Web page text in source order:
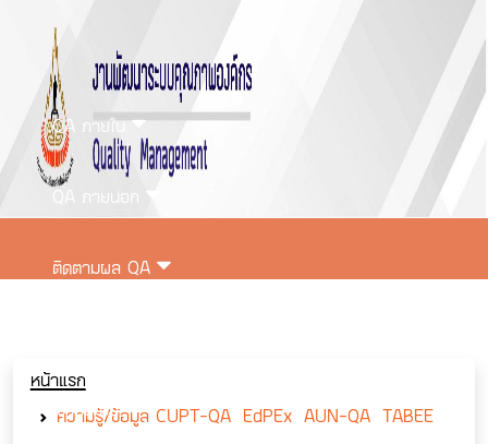
QA ภายใน
QA ภายนอก
ติดตามผล QA
เข้าสู่ระบบ
หน้าแรก
ความรู้/ข้อมูล CUPT-QA EdPEx AUN-QA TABEE